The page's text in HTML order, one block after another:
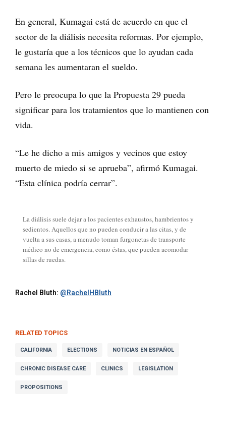
En general, Kumagai está de acuerdo en que el
sector de la diálisis necesita reformas. Por ejemplo,
le gustaría que a los técnicos que lo ayudan cada
semana les aumentaran el sueldo.
Pero le preocupa lo que la Propuesta 29 pueda
significar para los tratamientos que lo mantienen con
vida.
“Le he dicho a mis amigos y vecinos que estoy
muerto de miedo si se aprueba”, afirmó Kumagai.
“Esta clínica podría cerrar”.
La diálisis suele dejar a los pacientes exhaustos, hambrientos y
sedientos. Aquellos que no pueden conducir a las citas, y de
vuelta a sus casas, a menudo toman furgonetas de transporte
médico no de emergencia, como éstas, que pueden acomodar
sillas de ruedas.
Rachel Bluth: @RachelHBluth
RELATED TOPICS
CALIFORNIA ELECTIONS NOTICIAS EN ESPAÑOL
CHRONIC DISEASE CARE CLINICS LEGISLATION
PROPOSITIONS